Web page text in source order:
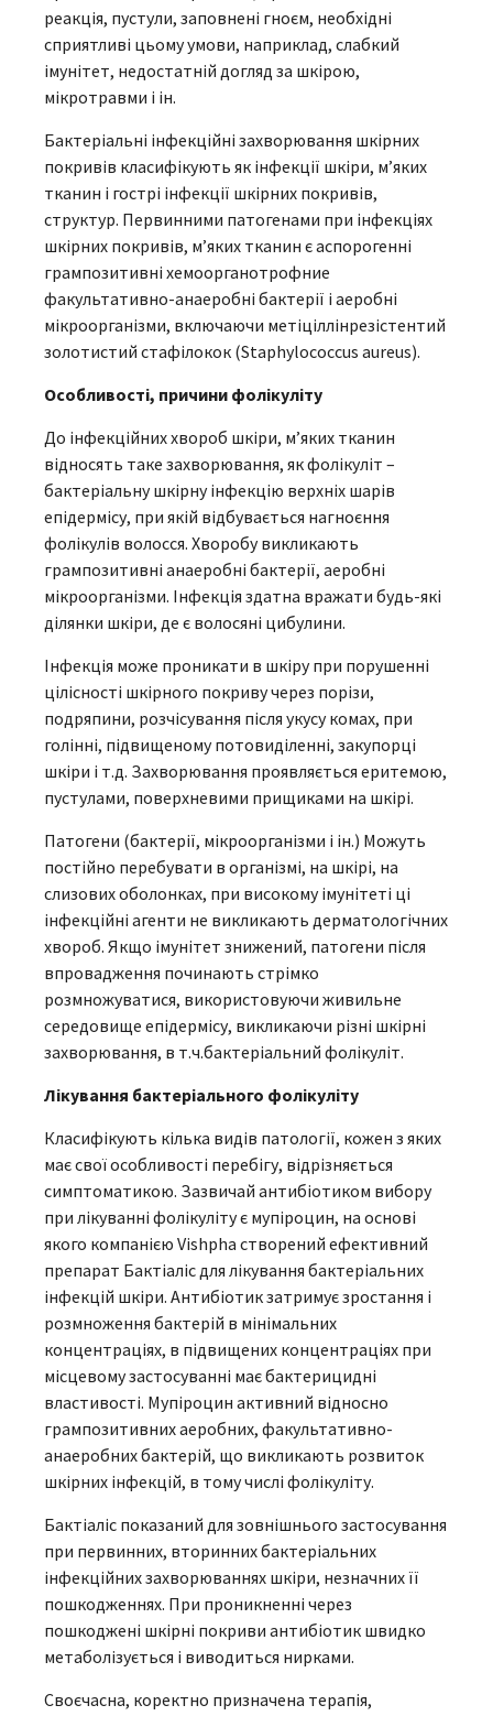
реакція, пустули, заповнені гноєм, необхідні
сприятливі цьому умови, наприклад, слабкий
імунітет, недостатній догляд за шкірою,
мікротравми і ін.
Бактеріальні інфекційні захворювання шкірних
покривів класифікують як інфекції шкіри, м’яких
тканин і гострі інфекції шкірних покривів,
структур. Первинними патогенами при інфекціях
шкірних покривів, м’яких тканин є аспорогенні
грампозитивні хемоорганотрофние
факультативно-анаеробні бактерії і аеробні
мікроорганізми, включаючи метіціллінрезістентий
золотистий стафілокок (Staphylococcus aureus).
Особливості, причини фолікуліту
До інфекційних хвороб шкіри, м’яких тканин
відносять таке захворювання, як фолікуліт –
бактеріальну шкірну інфекцію верхніх шарів
епідермісу, при якій відбувається нагноєння
фолікулів волосся. Хворобу викликають
грампозитивні анаеробні бактерії, аеробні
мікроорганізми. Інфекція здатна вражати будь-які
ділянки шкіри, де є волосяні цибулини.
Інфекція може проникати в шкіру при порушенні
цілісності шкірного покриву через порізи,
подряпини, розчісування після укусу комах, при
голінні, підвищеному потовиділенні, закупорці
шкіри і т.д. Захворювання проявляється еритемою,
пустулами, поверхневими прищиками на шкірі.
Патогени (бактерії, мікроорганізми і ін.) Можуть
постійно перебувати в організмі, на шкірі, на
слизових оболонках, при високому імунітеті ці
інфекційні агенти не викликають дерматологічних
хвороб. Якщо імунітет знижений, патогени після
впровадження починають стрімко
розмножуватися, використовуючи живильне
середовище епідермісу, викликаючи різні шкірні
захворювання, в т.ч.бактеріальний фолікуліт.
Лікування бактеріального фолікуліту
Класифікують кілька видів патології, кожен з яких
має свої особливості перебігу, відрізняється
симптоматикою. Зазвичай антибіотиком вибору
при лікуванні фолікуліту є мупіроцин, на основі
якого компанією Vishpha створений ефективний
препарат Бактіаліс для лікування бактеріальних
інфекцій шкіри. Антибіотик затримує зростання і
розмноження бактерій в мінімальних
концентраціях, в підвищених концентраціях при
місцевому застосуванні має бактерицидні
властивості. Мупіроцин активний відносно
грампозитивних аеробних, факультативно-
анаеробних бактерій, що викликають розвиток
шкірних інфекцій, в тому числі фолікуліту.
Бактіаліс показаний для зовнішнього застосування
при первинних, вторинних бактеріальних
інфекційних захворюваннях шкіри, незначних її
пошкодженнях. При проникненні через
пошкоджені шкірні покриви антибіотик швидко
метаболізується і виводиться нирками.
Своєчасна, коректно призначена терапія,